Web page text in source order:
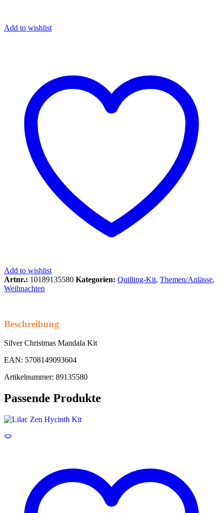
Add to wishlist
Add to wishlist
Artnr.: 10189135580 Kategorien: Quilling-Kit, Themen/Anlässe,
Weihnachten
Beschreibung
Silver Christmas Mandala Kit
EAN: 5708149093604
Artikelnummer: 89135580
Passende Produkte